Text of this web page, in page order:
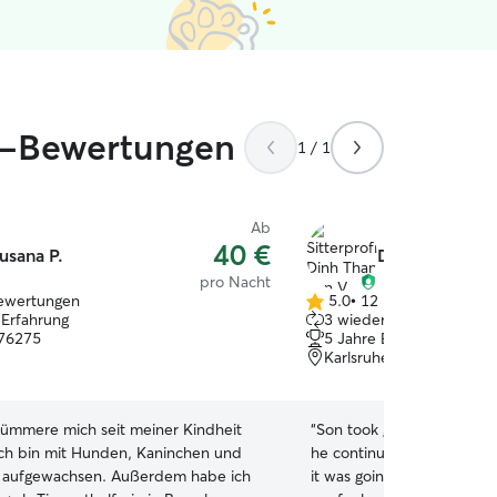
1 / 1
P.
Ab
40 €
pro Nacht
mich seit meiner Kindheit
bin mit Hunden, Kaninchen und
Außerdem habe ich
Dinh Thanh
5.0
von
5
Sternen
5.0• 12 Bewertungen
3 wiederkehrende
5 Jahre Erfahrung
Karlsruhe, 76137
“Son took great care of
he continuously sent me
it was going and kept me